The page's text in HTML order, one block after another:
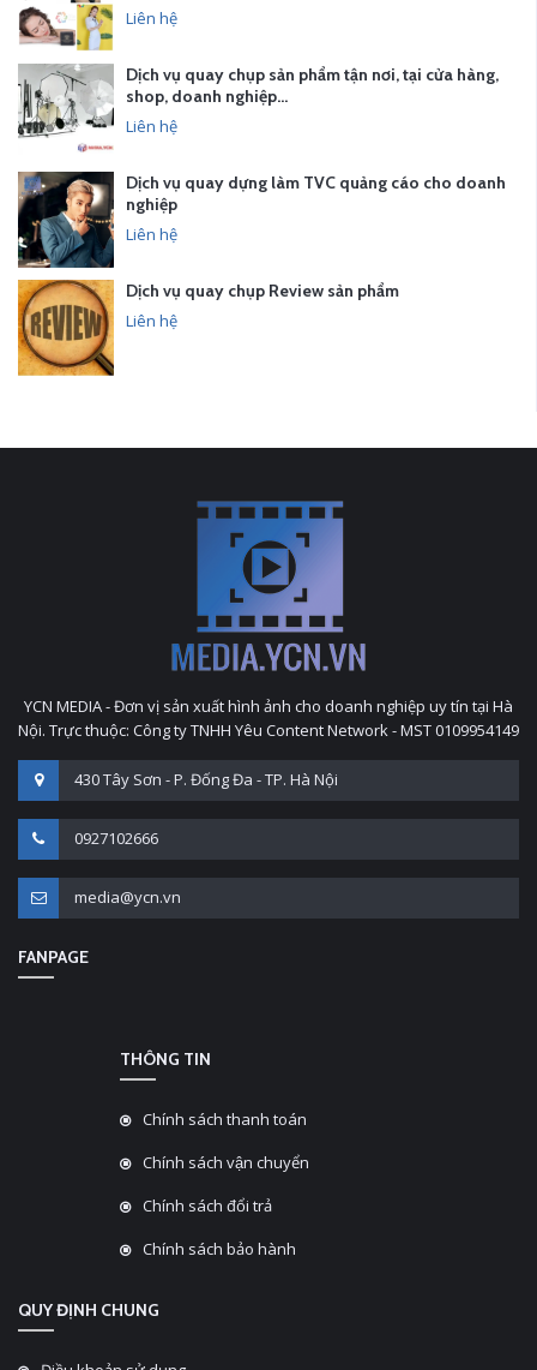
Liên hệ
Dịch vụ quay chụp sản phẩm tận nơi, tại cửa hàng,
shop, doanh nghiệp…
Liên hệ
Dịch vụ quay dựng làm TVC quảng cáo cho doanh
nghiệp
Liên hệ
Dịch vụ quay chụp Review sản phẩm
Liên hệ
YCN MEDIA - Đơn vị sản xuất hình ảnh cho doanh nghiệp uy tín tại Hà
Nội. Trực thuộc: Công ty TNHH Yêu Content Network - MST 0109954149
430 Tây Sơn - P. Đống Đa - TP. Hà Nội
0927102666
media@ycn.vn
FANPAGE
THÔNG TIN
Chính sách thanh toán
Chính sách vận chuyển
Chính sách đổi trả
Chính sách bảo hành
QUY ĐỊNH CHUNG